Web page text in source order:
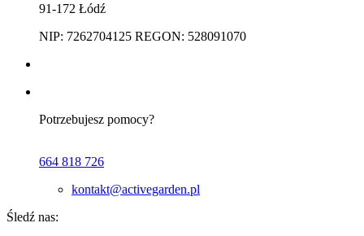
91-172 Łódź
NIP: 7262704125 REGON: 528091070
Potrzebujesz pomocy?
664 818 726
kontakt@activegarden.pl
Śledź nas: